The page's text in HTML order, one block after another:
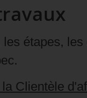
étapes,
Clientèle